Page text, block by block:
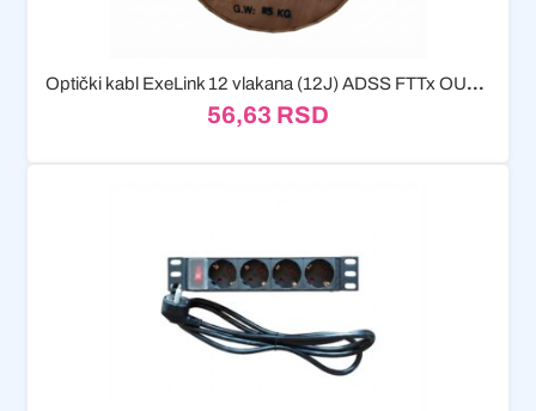
Optički kabl ExeLink 12 vlakana (12J) ADSS FTTx OUTDOOR, Flat,...
56,63 RSD